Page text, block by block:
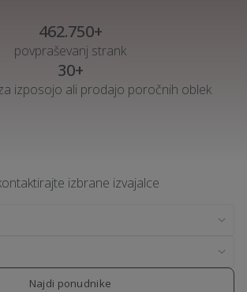
462.750+
povpraševanj strank
30+
izposojo ali prodajo poročnih oblek
izbrane izvajalce
Najdi ponudnike